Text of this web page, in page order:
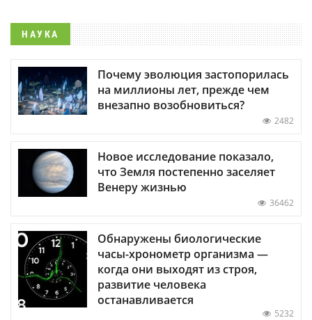
НАУКА
Почему эволюция застопорилась
на миллионы лет, прежде чем
внезапно возобновиться?
2482
Новое исследование показало,
что Земля постепенно заселяет
Венеру жизнью
36462
Обнаружены биологические
часы-хронометр организма —
когда они выходят из строя,
развитие человека
останавливается
5232